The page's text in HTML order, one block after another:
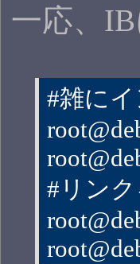
一応、
#雑に
#リン